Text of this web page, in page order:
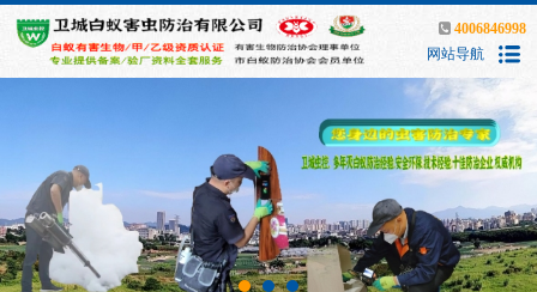
4006846998
网站导航